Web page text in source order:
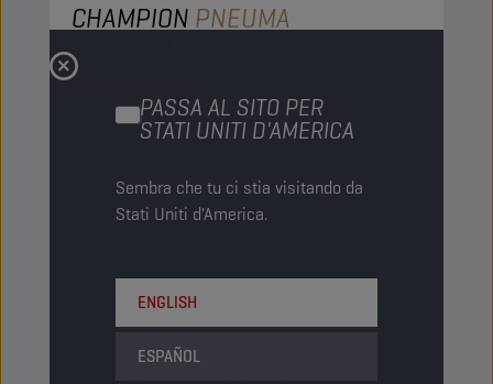
PASSA AL SITO PER
STATI UNITI D'AMERICA
Sembra che tu ci stia visitando da
Stati Uniti d'America.
ENGLISH
ESPAÑOL
CHAMPION PNEUMA
ISO 32
Questo tipo di olio viene usato per la
pneumatiche. Contiene additivi per migliorare
l'aderenza e la protezione anti-ruggine, oltre ad
Visualizza